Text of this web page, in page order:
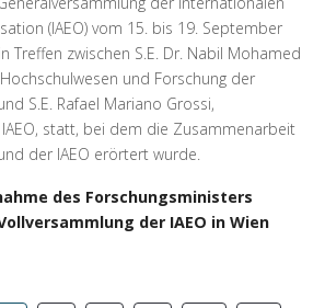
(IAEO) vom 15. bis 19. September
Treffen zwischen S.E. Dr. Nabil Mohamed
und Forschung der
S.E. Rafael Mariano Grossi,
statt, bei dem die Zusammenarbeit
der IAEO erörtert wurde.
des Forschungsministers
der IAEO in Wien